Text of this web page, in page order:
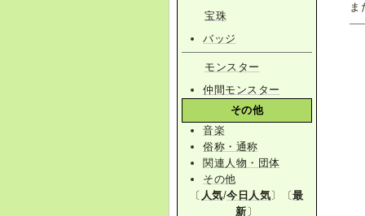
ま
宝珠
バッジ
モンスター
仲間モンスター
その他
音楽
俗称・通称
関連人物・団体
その他
〔 人気/今日人気〕〔最
新 〕